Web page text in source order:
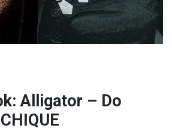
Alligator – Do